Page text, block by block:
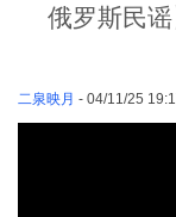
俄罗斯民
二泉映月 - 04/11/25